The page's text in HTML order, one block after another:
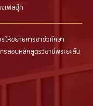
เฟสบุ๊ค
ให้ขยายการอาชีวศึกษา
รสอนหลักสูตรวิชาชีพระยะสั้น